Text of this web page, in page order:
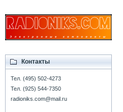
Контакты
Тел. (495) 502-4273
Тел. (925) 544-7350
radioniks.com@mail.ru